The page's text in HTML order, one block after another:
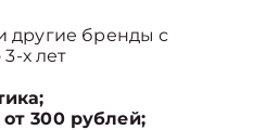
другие бренды с
х лет
300 рублей;